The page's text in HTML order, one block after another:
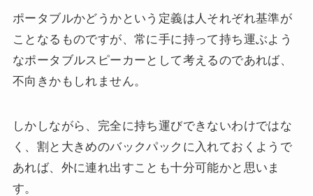
ポータブルかどうかという定義は人それぞれ基準が
ことなるものですが、常に手に持って持ち運ぶよう
なポータブルスピーカーとして考えるのであれば、
不向きかもしれません。
しかしながら、完全に持ち運びできないわけではな
く、割と大きめのバックパックに入れておくようで
あれば、外に連れ出すことも十分可能かと思いま
す。